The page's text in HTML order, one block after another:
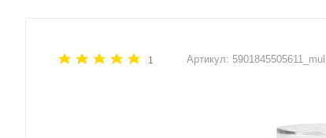
1 Артикул: 5901845505611_mul